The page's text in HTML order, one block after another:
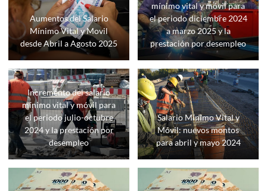
Aumentos del Salario
Mínimo Vital y Movil
desde Abril a Agosto 2025
mínimo vital y móvil para
el periodo diciembre 2024
a marzo 2025 y la
prestación por desempleo
Incremento del salario
mínimo vital y móvil para
el periodo julio-octubre
2024 y la prestación por
desempleo
Salario Mínimo Vital y
Móvil: nuevos montos
para abril y mayo 2024